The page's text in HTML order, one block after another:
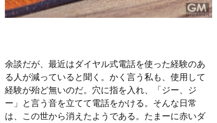
余談だが、最近はダイヤル式電話を使った経験のあ
る人が減っていると聞く。かく言う私も、使用して
経験が殆ど無いのだ。穴に指を入れ、「ジー、ジ
ー」と言う音を立てて電話をかける。そんな日常
は、この世から消えたようである。たまーに赤いダ